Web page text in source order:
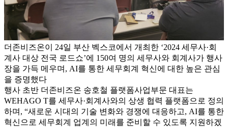
더존비즈온이 24일 부산 벡스코에서 개최한 ‘2024 세무사·회
계사 대상 전국 로드쇼’에 150여 명의 세무사와 회계사가 행사
장을 가득 메우며, AI를 통한 세무회계 혁신에 대한 높은 관심
을 증명했다
행사 초반 더존비즈온 송호철 플랫폼사업부문 대표는
WEHAGO T를 세무사·회계사와의 상생 협력 플랫폼으로 정의
하며, “새로운 시대의 기술 변화와 경쟁에 대응하고, AI를 통한
혁신으로 세무회계 업계의 미래를 준비할 수 있도록 지원하겠